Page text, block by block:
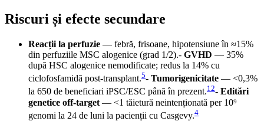
Riscuri și efecte secundare
Reacții la perfuzie — febră, frisoane, hipotensiune în ≈15%
din perfuziile MSC alogenice (grad 1/2).- GVHD — 35%
după HSC alogenice nemodificate; redus la 14% cu
ciclofosfamidă post-transplant.5- Tumorigenicitate — <0,3%
la 650 de beneficiari iPSC/ESC până în prezent.12- Editări
genetice off-target — <1 tăietură neintenționată per 10⁹
genomi la 24 de luni la pacienții cu Casgevy.4